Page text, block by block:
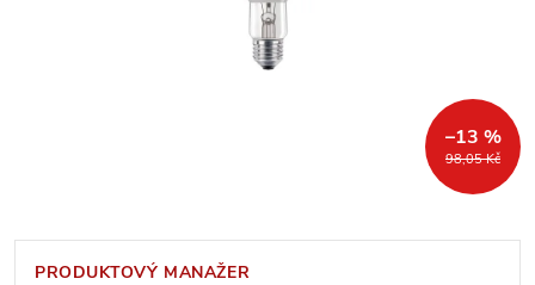
98,05 Kč
–13 %
PRODUKTOVÝ MANAŽER